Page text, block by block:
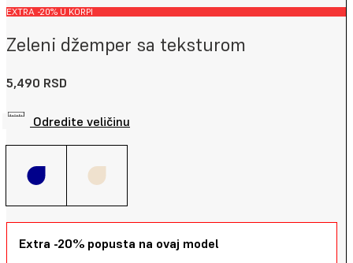
EXTRA -20% U KORPI
Zeleni džemper sa teksturom
5,490 RSD
Odredite veličinu
Extra -20% popusta na ovaj model